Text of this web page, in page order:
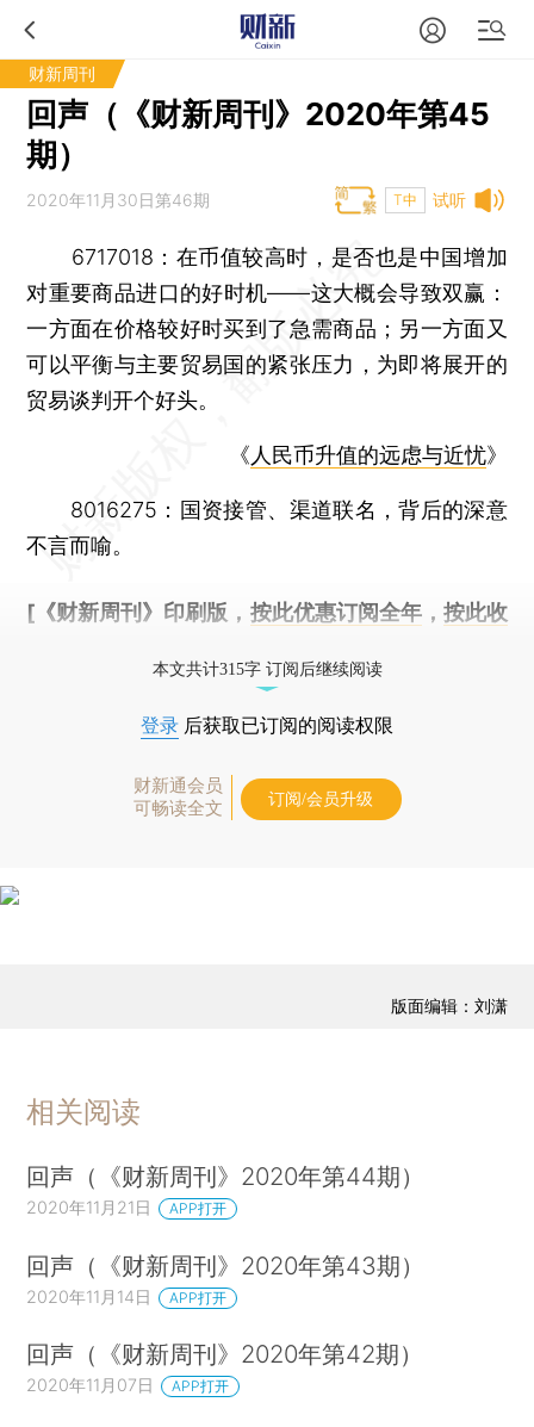
财新周刊
回声（《财新周刊》2020年第45
期）
试听
2020年11月30日第46期 T中
6717018：在币值较高时，是否也是中国增加
对重要商品进口的好时机——这大概会导致双赢：
一方面在价格较好时买到了急需商品；另一方面又
可以平衡与主要贸易国的紧张压力，为即将展开的
贸易谈判开个好头。
《 人民币升值的远虑与近忧》
8016275：国资接管、渠道联名，背后的深意
不言而喻。
[《财新周刊》印刷版， 按此优惠订阅全年， 按此收
本文共计315字 订阅后继续阅读
登录 后获取已订阅的阅读权限
财新通会员
可畅读全文
订阅/会员升级
版面编辑：刘潇
相关阅读
回声（《财新周刊》2020年第44期）
2020年11月21日 APP打开
回声（《财新周刊》2020年第43期）
2020年11月14日 APP打开
回声（《财新周刊》2020年第42期）
2020年11月07日 APP打开